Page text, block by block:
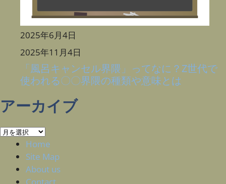
2025年6月4日
2025年11月4日
「風呂キャンセル界隈」ってなに？Z世代で
使われる〇〇界隈の種類や意味とは
アーカイブ
ア
Home
Site Map
About us